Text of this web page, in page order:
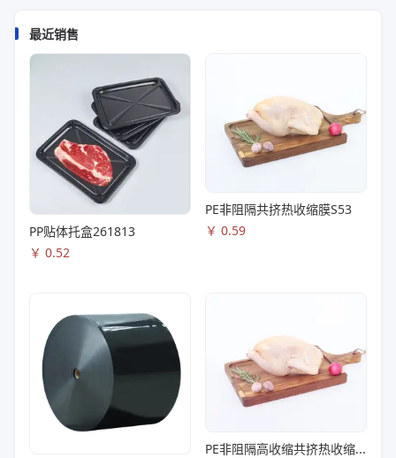
最近销售
PP贴体托盒261813
￥ 0.52
PE非阻隔共挤热收缩膜S53
￥ 0.59
PE非阻隔高收缩共挤热收缩膜S83